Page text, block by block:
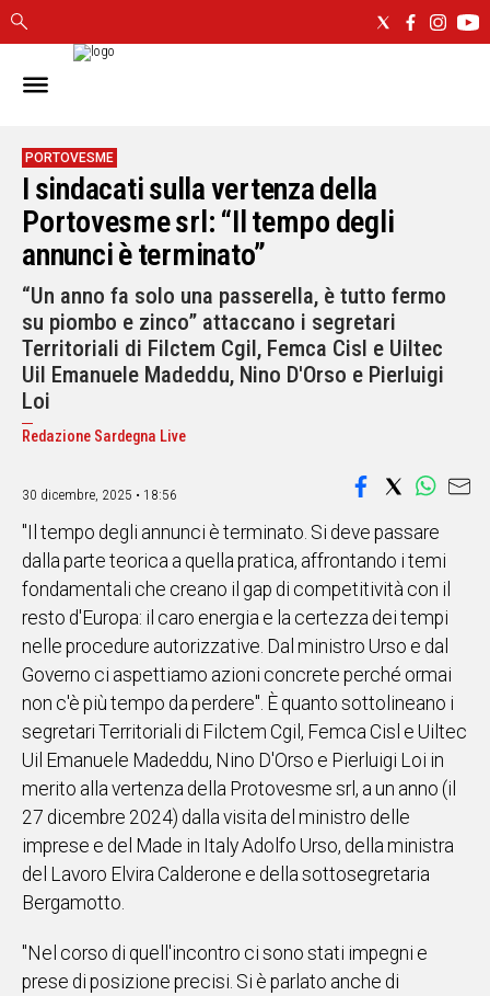
IN
CAGLIARI
SASSARI
NUORO
ORISTANO
SULCIS
GALLURA
OGLIASTRA
MEDIO
CAMPIDANO
ALTRE
POLITICA
IN
ITALIA
NEL
MONDO
SPORT
EVENTI
STORIE
VIDEO
Vai
UNISCITI
AL CANALE
WHATSAPP
PORTOVESME
I sindacati sulla vertenza della
Portovesme srl: “Il tempo degli
annunci è terminato”
“Un anno fa solo una passerella, è tutto fermo
su piombo e zinco” attaccano i segretari
Territoriali di Filctem Cgil, Femca Cisl e Uiltec
Uil Emanuele Madeddu, Nino D'Orso e Pierluigi
Loi
Redazione Sardegna Live
30 dicembre, 2025 • 18:56
"Il tempo degli annunci è terminato. Si deve passare
dalla parte teorica a quella pratica, affrontando i temi
fondamentali che creano il gap di competitività con il
resto d'Europa: il caro energia e la certezza dei tempi
nelle procedure autorizzative. Dal ministro Urso e dal
Governo ci aspettiamo azioni concrete perché ormai
non c'è più tempo da perdere". È quanto sottolineano i
segretari Territoriali di Filctem Cgil, Femca Cisl e Uiltec
Uil Emanuele Madeddu, Nino D'Orso e Pierluigi Loi in
merito alla vertenza della Protovesme srl, a un anno (il
27 dicembre 2024) dalla visita del ministro delle
imprese e del Made in Italy Adolfo Urso, della ministra
del Lavoro Elvira Calderone e della sottosegretaria
Bergamotto.
"Nel corso di quell'incontro ci sono stati impegni e
prese di posizione precisi. Si è parlato anche di